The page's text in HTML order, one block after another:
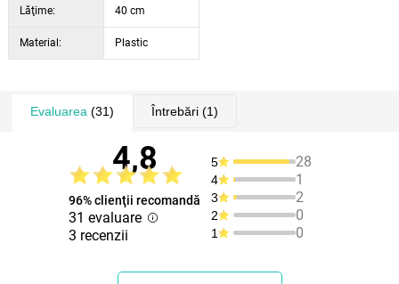
Lăţime: 40 cm
Material: Plastic
Evaluarea (31) Întrebări(1)
4,8
96% clienţii recomandă
31 evaluare
3 recenzii
5 28
4 1
3 2
2 0
1 0